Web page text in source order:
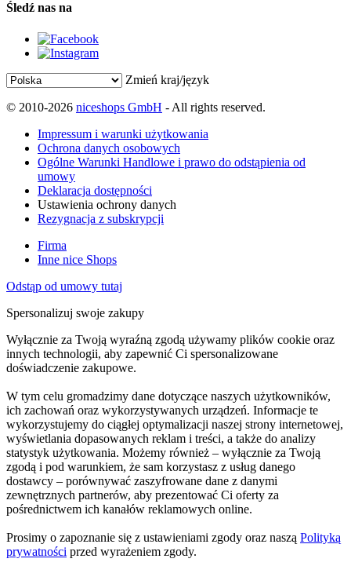
Śledź nas na
Zmień kraj/język
© 2010-2026 niceshops GmbH - All rights reserved.
Impressum i warunki użytkowania
Ochrona danych osobowych
Ogólne Warunki Handlowe i prawo do odstąpienia od
umowy
Deklaracja dostępności
Ustawienia ochrony danych
Rezygnacja z subskrypcji
Firma
Inne nice Shops
Odstąp od umowy tutaj
Spersonalizuj swoje zakupy
Wyłącznie za Twoją wyraźną zgodą używamy plików cookie oraz
innych technologii, aby zapewnić Ci spersonalizowane
doświadczenie zakupowe.
W tym celu gromadzimy dane dotyczące naszych użytkowników,
ich zachowań oraz wykorzystywanych urządzeń. Informacje te
wykorzystujemy do ciągłej optymalizacji naszej strony internetowej,
wyświetlania dopasowanych reklam i treści, a także do analizy
statystyk użytkowania. Możemy również – wyłącznie za Twoją
zgodą i pod warunkiem, że sam korzystasz z usług danego
dostawcy – porównywać zaszyfrowane dane z danymi
zewnętrznych partnerów, aby prezentować Ci oferty za
pośrednictwem ich kanałów reklamowych online.
Prosimy o zapoznanie się z ustawieniami zgody oraz naszą Polityką
prywatności przed wyrażeniem zgody.